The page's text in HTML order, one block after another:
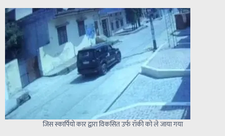
जिस स्कार्पियो कार द्वारा विकसित उर्फ रॉकी को ले जाया गया